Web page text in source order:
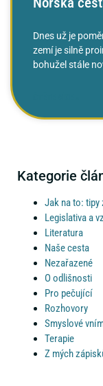
Dnes už je
zemí je silně
bohužel stále
Kategorie
Jak na to: tipy
Legislativa a
Literatura
Naše cesta
Nezařazené
O odlišnosti
Pro pečující
Rozhovory
Smyslové
Terapie
Z mých